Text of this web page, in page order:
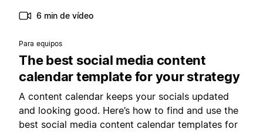
6 min de vídeo
Para equipos
The best social media content
calendar template for your strategy
A content calendar keeps your socials updated
and looking good. Here’s how to find and use the
best social media content calendar templates for